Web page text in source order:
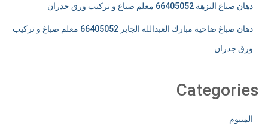
دهان صباغ النزهة 66405052 معلم صباغ و تركيب ورق جدران
دهان صباغ ضاحية مبارك العبدالله الجابر 66405052 معلم صباغ و تركيب
ورق جدران
Categories
المنيوم